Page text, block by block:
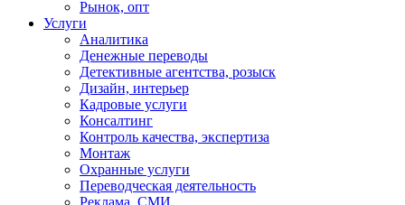
Рынок, опт
Услуги
Аналитика
Денежные переводы
Детективные агентства, розыск
Дизайн, интерьер
Кадровые услуги
Консалтинг
Контроль качества, экспертиза
Монтаж
Охранные услуги
Переводческая деятельность